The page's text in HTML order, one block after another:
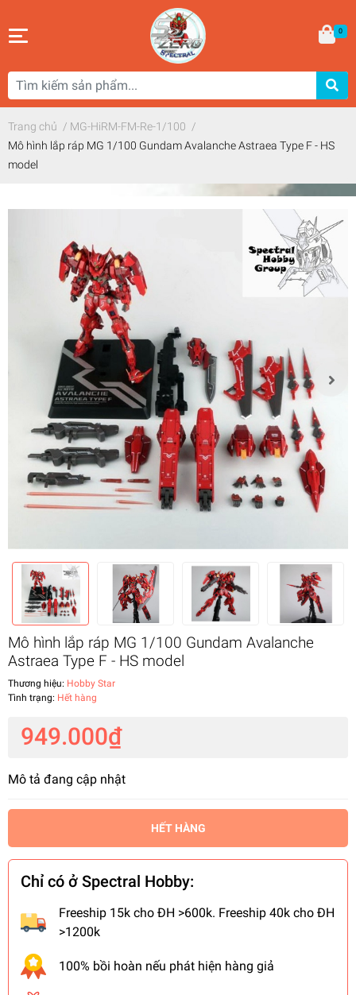
0
Trang chủ / MG-HiRM-FM-Re-1/100 /
Mô hình lắp ráp MG 1/100 Gundam Avalanche Astraea Type F - HS
model
Mô hình lắp ráp MG 1/100 Gundam Avalanche
Astraea Type F - HS model
Thương hiệu: Hobby Star
Tình trạng: Hết hàng
949.000₫
Mô tả đang cập nhật
HẾT HÀNG
Chỉ có ở Spectral Hobby:
Freeship 15k cho ĐH >600k. Freeship 40k cho ĐH
>1200k
100% bồi hoàn nếu phát hiện hàng giả